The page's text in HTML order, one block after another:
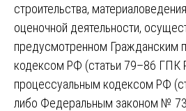
строительства,
оценочной деятельности,
предусмотренном Гражданским
кодексом РФ (статьи 79–86
процессуальным кодексом РФ
либо Федеральным законом №